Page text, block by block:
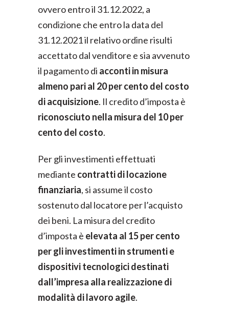
ovvero entro il 31.12.2022, a
condizione che entro la data del
31.12.2021 il relativo ordine risulti
accettato dal venditore e sia avvenuto
il pagamento di acconti in misura
almeno pari al 20 per cento del costo
di acquisizione. Il credito d’imposta è
riconosciuto nella misura del 10 per
cento del costo.
Per gli investimenti effettuati
mediante contratti di locazione
finanziaria, si assume il costo
sostenuto dal locatore per l’acquisto
dei beni. La misura del credito
d’imposta è elevata al 15 per cento
per gli investimenti in strumenti e
dispositivi tecnologici destinati
dall’impresa alla realizzazione di
modalità di lavoro agile.